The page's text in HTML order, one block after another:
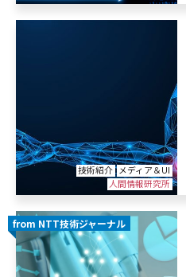
技術紹介 メディア＆UI
人間情報研究所
from NTT技術ジャーナル